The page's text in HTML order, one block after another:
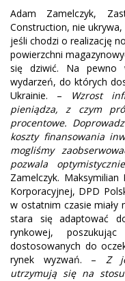
Adam Zamelczyk,
Construction, nie
jeśli chodzi o realizację
powierzchni
się dziwić. Na pewno
wydarzeń, do których
Ukrainie. –
Wzrost
pieniądza, z czym
procentowe.
koszty finansowania
mogliśmy
pozwala
Zamelczyk. Maksymilian
Korporacyjnej, DPD
w ostatnim czasie miały
stara się adaptować
rynkowej,
dostosowanych do
rynek wyzwań. – Z
utrzymują się na